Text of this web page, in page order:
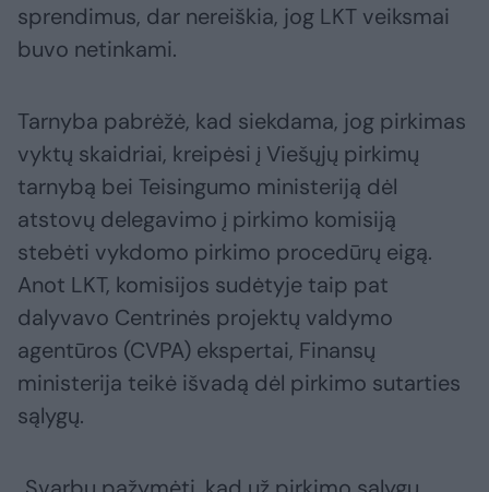
sprendimus, dar nereiškia, jog LKT veiksmai
buvo netinkami.
Tarnyba pabrėžė, kad siekdama, jog pirkimas
vyktų skaidriai, kreipėsi į Viešųjų pirkimų
tarnybą bei Teisingumo ministeriją dėl
atstovų delegavimo į pirkimo komisiją
stebėti vykdomo pirkimo procedūrų eigą.
Anot LKT, komisijos sudėtyje taip pat
dalyvavo Centrinės projektų valdymo
agentūros (CVPA) ekspertai, Finansų
ministerija teikė išvadą dėl pirkimo sutarties
sąlygų.